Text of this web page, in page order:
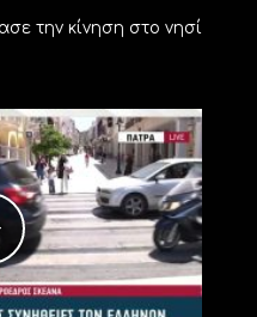
την κίνηση στο νησί